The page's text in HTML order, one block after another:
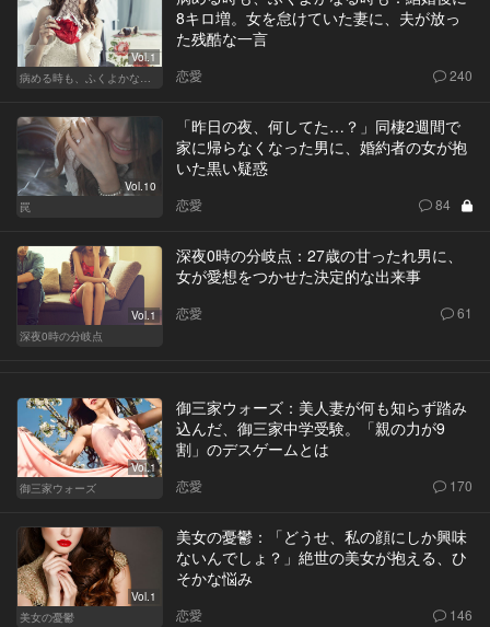
Vol.1
病める時も、ふくよかなる時も
8キロ増。女を怠けていた妻に、夫が放っ
た残酷な一言
恋愛 240
Vol.10
罠
「昨日の夜、何してた…？」同棲2週間で
家に帰らなくなった男に、婚約者の女が抱
いた黒い疑惑
恋愛 84
Vol.1
深夜0時の分岐点
深夜0時の分岐点：27歳の甘ったれ男に、
女が愛想をつかせた決定的な出来事
恋愛 61
Vol.1
御三家ウォーズ
御三家ウォーズ：美人妻が何も知らず踏み
込んだ、御三家中学受験。「親の力が9
割」のデスゲームとは
恋愛 170
Vol.1
美女の憂鬱
美女の憂鬱：「どうせ、私の顔にしか興味
ないんでしょ？」絶世の美女が抱える、ひ
そかな悩み
恋愛 146